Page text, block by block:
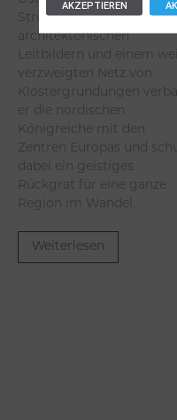
Strukturen,
architektonischen
Leitbildern und einem
verzweigten Netz von
Klostergründungen
er die nordischen
Königreiche mit den
Zentren Europas und
dabei ein geistiges
Rückgrat für eine ganze
Region im Wandel.
Weiterlesen
AKZEPTIEREN